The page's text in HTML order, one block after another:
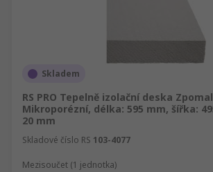
Skladem
RS PRO Tepelně izolační deska
Mikroporézní, délka: 595 mm, šířka:
20 mm
Skladové číslo RS 103-4077
Mezisoučet (1 jednotka)